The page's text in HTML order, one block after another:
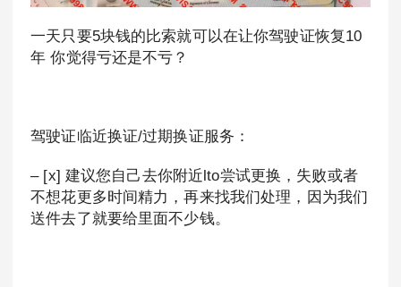
一天只要5块钱的比索就可以在让你驾驶证恢复10
年 你觉得亏还是不亏？
驾驶证临近换证/过期换证服务：
– [x] 建议您自己去你附近lto尝试更换，失败或者
不想花更多时间精力，再来找我们处理，因为我们
送件去了就要给里面不少钱。